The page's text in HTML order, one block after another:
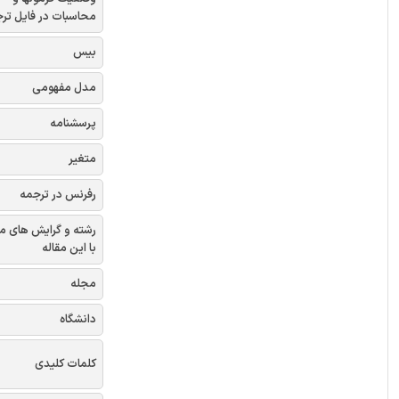
محاسبات در فایل
بیس
مدل مفهومی
پرسشنامه
متغیر
رفرنس در ترجمه
رشته و گرایش های
با این مقاله
مجله
دانشگاه
کلمات کلیدی